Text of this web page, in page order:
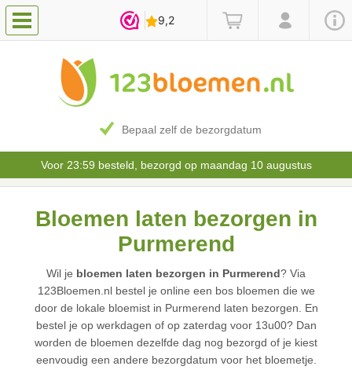
Bepaal zelf de bezorgdatum
Voor 23:59 besteld, bezorgd op maandag 10 augustus
Bloemen laten bezorgen in
Purmerend
Wil je bloemen laten bezorgen in Purmerend? Via
123Bloemen.nl bestel je online een bos bloemen die we
door de lokale bloemist in Purmerend laten bezorgen. En
bestel je op werkdagen of op zaterdag voor 13u00? Dan
worden de bloemen dezelfde dag nog bezorgd of je kiest
eenvoudig een andere bezorgdatum voor het bloemetje.